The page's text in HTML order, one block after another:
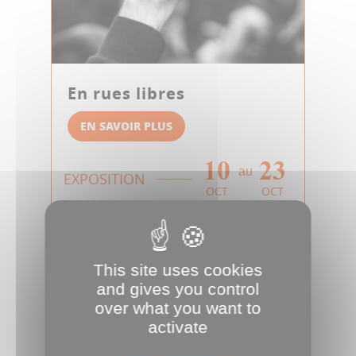
En rues libres
EN SAVOIR PLUS
EXPOSITION 10
OCT
au 23
OCT
This site uses cookies
and gives you control
over what you want to
activate